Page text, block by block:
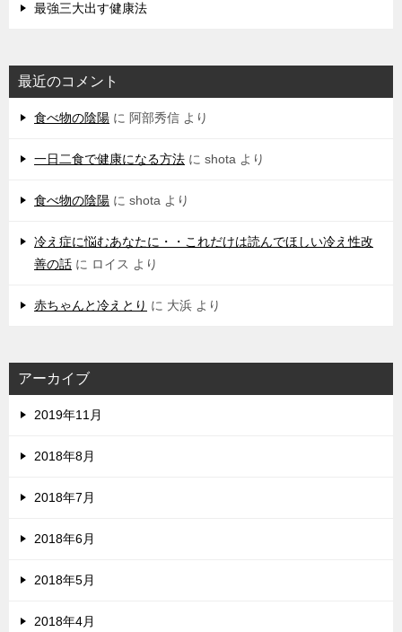
最強三大出す健康法
最近のコメント
食べ物の陰陽 に 阿部秀信 より
一日二食で健康になる方法 に shota より
食べ物の陰陽 に shota より
冷え症に悩むあなたに・・これだけは読んでほしい冷え性改
善の話 に ロイス より
赤ちゃんと冷えとり に 大浜 より
アーカイブ
2019年11月
2018年8月
2018年7月
2018年6月
2018年5月
2018年4月